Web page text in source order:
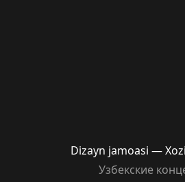
Dizayn jamoasi —
Узбекские